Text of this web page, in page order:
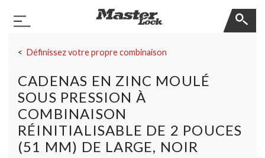
Basculer la navigation
Définissez votre propre combinaison
CADENAS EN ZINC MOULÉ
SOUS PRESSION À
COMBINAISON
RÉINITIALISABLE DE 2 POUCES
(51 MM) DE LARGE, NOIR